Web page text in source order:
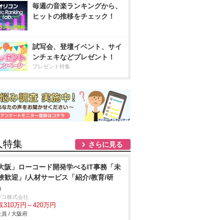
毎週の音楽ランキングから、
ヒットの推移をチェック！
試写会、登壇イベント、サイ
ンチェキなどプレゼント！
プレゼント特集
特集 さらに見る
阪」ローコード開発学べるIT事務「未
歓迎」/人材サービス「紹介/教育/研
コ株式会社
310万円～420万円
員 / 大阪府